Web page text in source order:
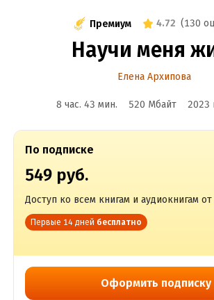
Премиум 4.72 (130
Научи меня
Елена Архипова
8 час. 43 мин. 520 Мбайт 2023
По подписке
549 руб.
Доступ ко всем книгам и аудиокнигам
Первые 14 дней бесплатно
Оформить подписку